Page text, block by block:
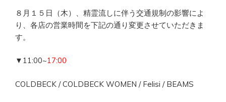
８月１５日（木）、精霊流しに伴う交通規制の影響によ
り、各店の営業時間を下記の通り変更させていただきま
す。
▼11:00~17:00
COLDBECK / COLDBECK WOMEN / Felisi / BEAMS